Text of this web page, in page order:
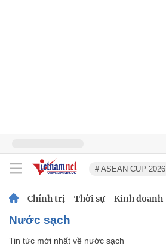
# ASEAN CUP 2026
Chính trị Thời sự Kinh doanh
nước sạch
Tin tức mới nhất về nước sạch